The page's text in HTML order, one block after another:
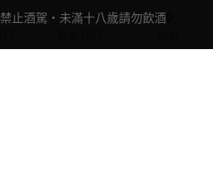
禁止酒駕・未滿十八歲請勿飲酒